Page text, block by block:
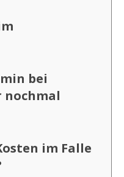
bei
nochmal
im Falle